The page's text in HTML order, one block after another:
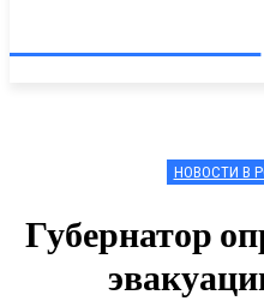
НОВОСТИ В
Губернатор